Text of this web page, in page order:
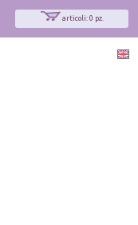
articoli: 0 pz.